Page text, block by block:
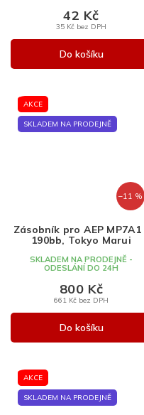
35 Kč bez DPH
42 Kč
Do košíku
AKCE
SKLADEM NA PRODEJNĚ
–11 %
Zásobník pro AEP MP7A1
190bb, Tokyo Marui
SKLADEM NA PRODEJNĚ -
ODESLÁNÍ DO 24H
661 Kč bez DPH
800 Kč
Do košíku
AKCE
SKLADEM NA PRODEJNĚ